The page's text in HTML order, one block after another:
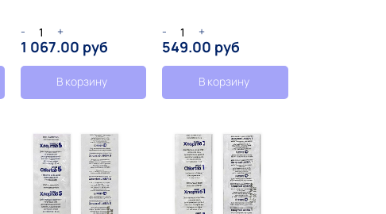
- +
1 067.00 руб
В корзину
- +
549.00 руб
В корзину